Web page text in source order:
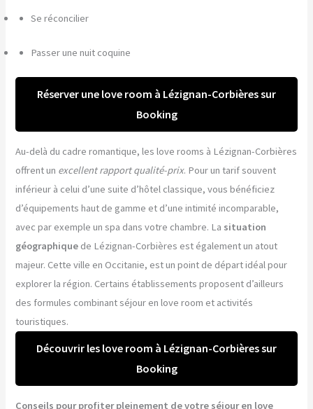
Se réconcilier
Passer une nuit coquine
Réserver une love room à Lézignan-Corbières sur
Booking
Au-delà du cadre romantique, les love rooms à Lézignan-Corbières
offrent un excellent rapport qualité-prix. Pour un tarif souvent
inférieur à celui d’une suite d’hôtel classique, vous bénéficiez
d’équipements haut de gamme et d’une intimité incomparable,
avec par exemple un spa dans votre chambre. La situation
géographique de Lézignan-Corbières est également un atout
majeur. Cette ville en Occitanie, est un point de départ idéal pour
explorer la région. Certains établissements proposent d’ailleurs
des formules combinant séjour en love room et activités
touristiques.
Découvrir les love room à Lézignan-Corbières sur
Booking
Conseils pour profiter pleinement de votre séjour en love